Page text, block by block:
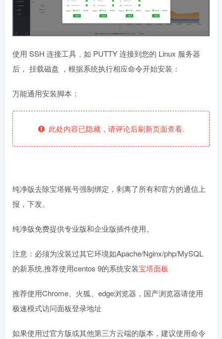
使用 SSH 连接工具，如 PUTTY 连接到您的 Linux 服务器
后， 挂载磁盘 ，根据系统执行相应命令开始安装：
万能通用安装脚本：
此处内容已隐藏，请评论后刷新页面查看.
纯净版去除宝塔账号强制绑定，剥离了所有和官方的通信上
报，下发。
纯净版免费提供专业版和企业版插件使用。
注意：必须为没装过其它环境如Apache/Nginx/php/MySQL
的新系统,推荐使用centos 9的系统安装宝塔面板
推荐使用Chrome、火狐、edge浏览器，国产浏览器请使用
极速模式访问面板登录地址
如果使用过官方版或其他第三方云端的版本，建议使用命令